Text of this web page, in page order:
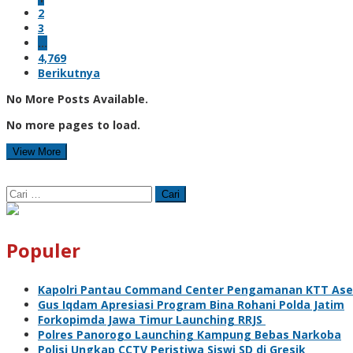
2
3
…
4,769
Berikutnya
No More Posts Available.
No more pages to load.
View More
Cari
untuk:
Populer
Kapolri Pantau Command Center Pengamanan KTT
Gus Iqdam Apresiasi Program Bina Rohani Polda Jatim
Forkopimda Jawa Timur Launching RRJS
Polres Panorogo Launching Kampung Bebas Narkoba
Polisi Ungkap CCTV Peristiwa Siswi SD di Gresik